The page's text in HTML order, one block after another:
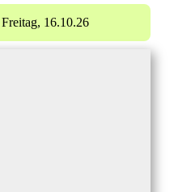
Freitag, 16.10.26